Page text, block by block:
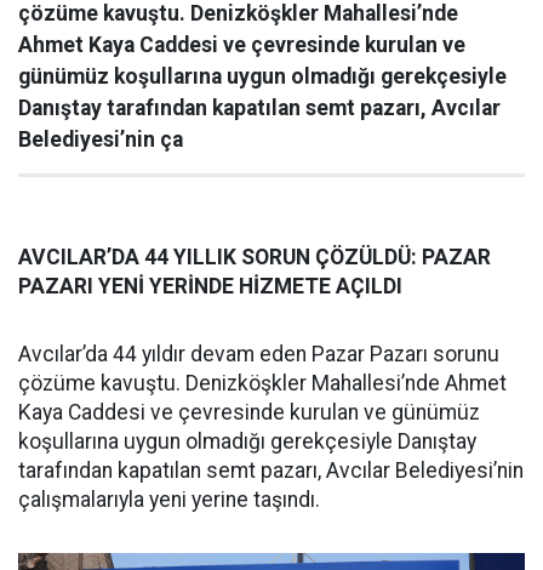
çözüme kavuştu. Denizköşkler Mahallesi’nde
Ahmet Kaya Caddesi ve çevresinde kurulan ve
günümüz koşullarına uygun olmadığı gerekçesiyle
Danıştay tarafından kapatılan semt pazarı, Avcılar
Belediyesi’nin ça
AVCILAR’DA 44 YILLIK SORUN ÇÖZÜLDÜ: PAZAR
PAZARI YENİ YERİNDE HİZMETE AÇILDI
Avcılar’da 44 yıldır devam eden Pazar Pazarı sorunu
çözüme kavuştu. Denizköşkler Mahallesi’nde Ahmet
Kaya Caddesi ve çevresinde kurulan ve günümüz
koşullarına uygun olmadığı gerekçesiyle Danıştay
tarafından kapatılan semt pazarı, Avcılar Belediyesi’nin
çalışmalarıyla yeni yerine taşındı.